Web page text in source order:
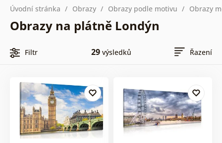
Úvodní stránka Obrazy Obrazy podle motivu Obrazy
Obrazy na plátně Londýn
Filtr 29výsledků Řazení